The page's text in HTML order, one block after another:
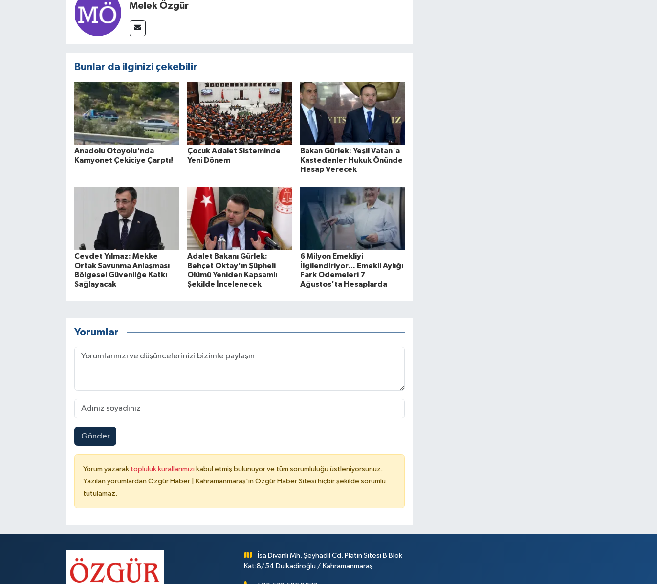
Melek Özgür
Bunlar da ilginizi çekebilir
Anadolu Otoyolu'nda
Kamyonet Çekiciye Çarptı!
Çocuk Adalet Sisteminde
Yeni Dönem
Bakan Gürlek: Yeşil Vatan'a
Kastedenler Hukuk Önünde
Hesap Verecek
Cevdet Yılmaz: Mekke
Ortak Savunma Anlaşması
Bölgesel Güvenliğe Katkı
Sağlayacak
Adalet Bakanı Gürlek:
Behçet Oktay'ın Şüpheli
Ölümü Yeniden Kapsamlı
Şekilde İncelenecek
6 Milyon Emekliyi
İlgilendiriyor... Emekli Aylığı
Fark Ödemeleri 7
Ağustos'ta Hesaplarda
Yorumlar
Gönder
Yorum yazarak topluluk kurallarımızı kabul etmiş bulunuyor ve tüm sorumluluğu üstleniyorsunuz.
Yazılan yorumlardan Özgür Haber | Kahramanmaraş'ın Özgür Haber Sitesi hiçbir şekilde sorumlu
tutulamaz.
İsa Divanlı Mh. Şeyhadil Cd. Platin Sitesi B Blok
Kat:8/54 Dulkadiroğlu / Kahramanmaraş